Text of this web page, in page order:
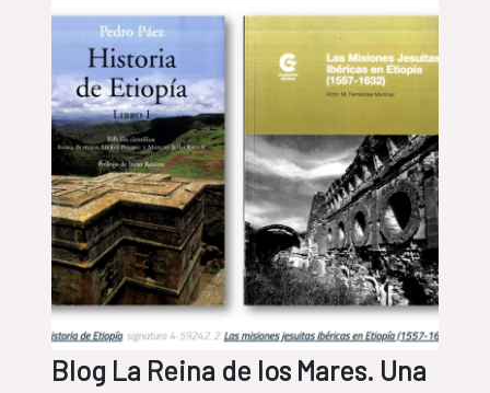
Blog La Reina de los Mares. Una